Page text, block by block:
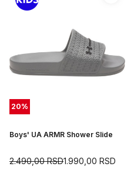
20%
Boys' UA ARMR Shower Slide
1.990,00 RSD
2.490,00RSD